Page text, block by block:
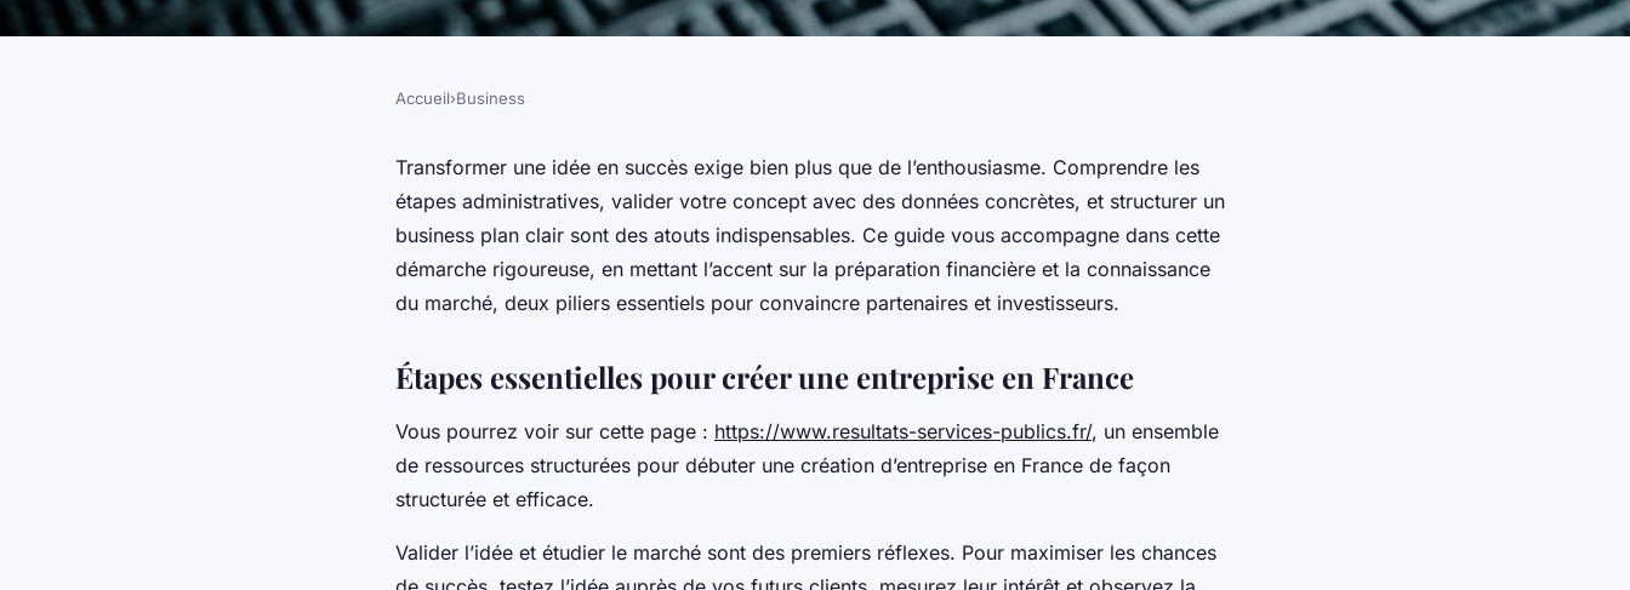
Créer un business : les clés pour
transformer votre idée en succès
Accueil›Business
Transformer une idée en succès exige bien plus que de l’enthousiasme. Comprendre les
étapes administratives, valider votre concept avec des données concrètes, et structurer un
business plan clair sont des atouts indispensables. Ce guide vous accompagne dans cette
démarche rigoureuse, en mettant l’accent sur la préparation financière et la connaissance
du marché, deux piliers essentiels pour convaincre partenaires et investisseurs.
Étapes essentielles pour créer une entreprise en France
Vous pourrez voir sur cette page : https://www.resultats-services-publics.fr/, un ensemble
de ressources structurées pour débuter une création d’entreprise en France de façon
structurée et efficace.
Valider l’idée et étudier le marché sont des premiers réflexes. Pour maximiser les chances